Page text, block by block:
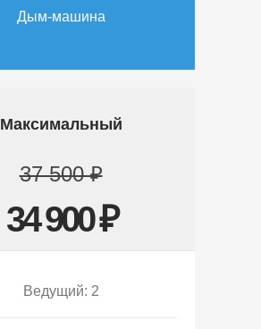
Дым-машина
Максимальный
37 500 ₽
34 900 ₽
Ведущий: 2